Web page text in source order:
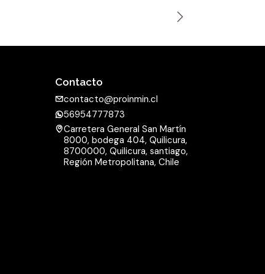
Contacto
contacto@proinmin.cl
56954777873
Carretera General San Martín
8000, bodega 404, Quilicura,
8700000, Quilicura, santiago,
Región Metropolitana, Chile